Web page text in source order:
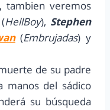
tambien veremos
HellBoy), Stephen
(Embrujadas) y
de su padre
manos del sádico
su búsqueda